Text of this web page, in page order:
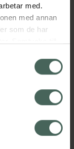
med.
med annan
som de har
påverkar inte
återkallelsen.
oss från Skåne i
och på
uppdrag att